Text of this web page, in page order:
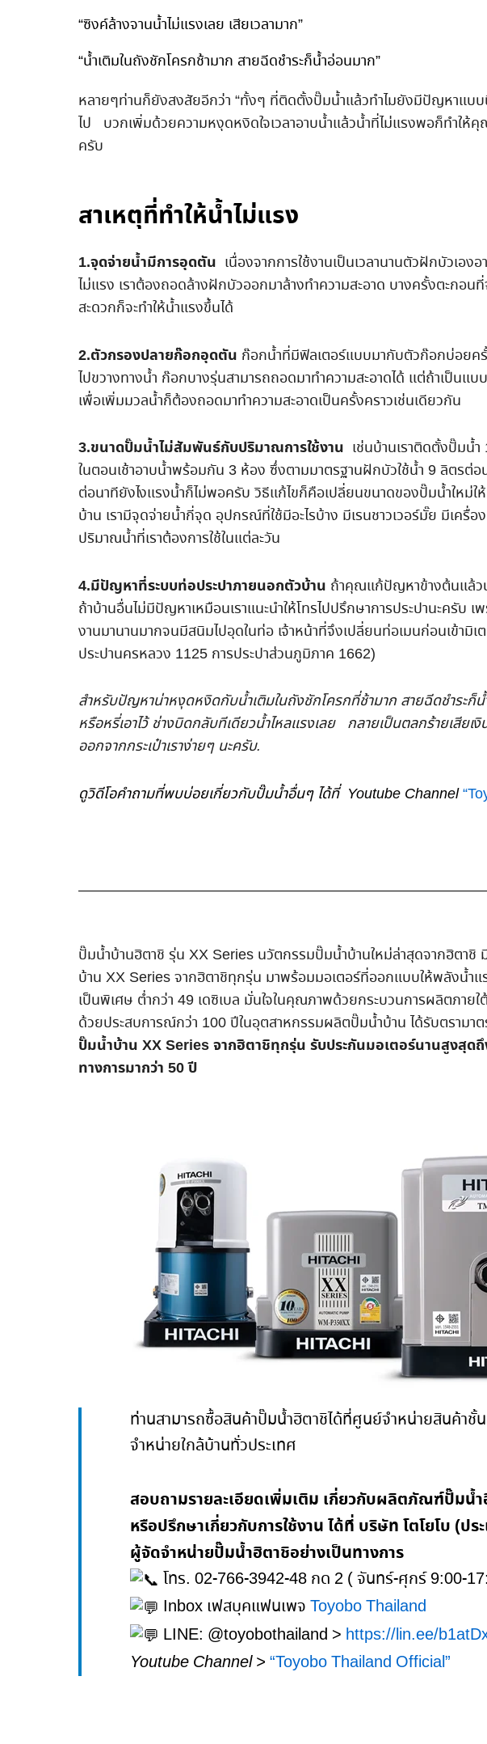
“ซิงค์ล้างจานน้ำไม่แรงเลย เสียเวลามาก”
“น้ำเติมในถังชักโครกช้ามาก สายฉีดชำระก็น้ำอ่อนมาก”
หลายๆท่านก็ยังสงสัยอีกว่า “ทั้งๆ ที่ติดตั้งปั๊มน้ำแล้วทำไมยังมีปัญหาแบบนี้
ไป บวกเพิ่มด้วยความหงุดหงิดใจเวลาอาบน้ำแล้วน้ำที่ไม่แรงพอก็ทำให้คุ
ครับ
สาเหตุที่ทำให้น้ำไม่แรง
1.จุดจ่ายน้ำมีการอุดตัน เนื่องจากการใช้งานเป็นเวลานานตัวฝักบัวเอ
ไม่แรง เราต้องถอดล้างฝักบัวออกมาล้างทำความสะอาด บางครั้งตะกอน
สะดวกก็จะทำให้น้ำแรงขึ้นได้
2.ตัวกรองปลายก๊อกอุดตัน ก๊อกน้ำที่มีฟิลเตอร์แบบมากับตัวก๊อกบ่อย
ไปขวางทางน้ำ ก๊อกบางรุ่นสามารถถอดมาทำความสะอาดได้ แต่ถ้าเป็น
เพื่อเพิ่มมวลน้ำก็ต้องถอดมาทำความสะอาดเป็นครั้งคราวเช่นเดียวกัน
3.ขนาดปั๊มน้ำไม่สัมพันธ์กับปริมาณการใช้งาน เช่นบ้านเราติดตั้งปั๊มน้
ในตอนเช้าอาบน้ำพร้อมกัน 3 ห้อง ซึ่งตามมาตรฐานฝักบัวใช้น้ำ 9 ลิตรต่อ
ต่อนาทียังไงแรงน้ำก็ไม่พอครับ วิธีแก้ไขก็คือเปลี่ยนขนาดของปั๊มน้ำใหม่ใ
บ้าน เรามีจุดจ่ายน้ำกี่จุด อุปกรณ์ที่ใช้มีอะไรบ้าง มีเรนชาวเวอร์มั๊ย มีเครื่
ปริมาณน้ำที่เราต้องการใช้ในแต่ละวัน
4.มีปัญหาที่ระบบท่อประปาภายนอกตัวบ้าน ถ้าคุณแก้ปัญหาข้างต้นแล้ว
ถ้าบ้านอื่นไม่มีปัญหาเหมือนเราแนะนำให้โทรไปปรึกษาการประปานะครับ
งานมานานมากจนมีสนิมไปอุดในท่อ เจ้าหน้าที่จึงเปลี่ยนท่อเมนก่อนเข้ามิ
ประปานครหลวง 1125 การประปาส่วนภูมิภาค 1662)
สำหรับปัญหาน่าหงุดหงิดกับน้ำเติมในถังชักโครกที่ช้ามาก สายฉีดชำระก็
หรือหรี่เอาไว้ ช่างบิดกลับทีเดียวน้ำไหลแรงเลย กลายเป็นตลกร้ายเสียเ
ออกจากกระเป๋าเราง่ายๆ นะครับ.
ดูวิดีโอคำถามที่พบบ่อยเกี่ยวกับปั๊มน้ำอื่นๆ ได้ที่ Youtube Channel
ปั๊มน้ำบ้านฮิตาชิ รุ่น XX Series นวัตกรรมปั๊มน้ำบ้านใหม่ล่าสุดจากฮิตาชิ
บ้าน XX Series จากฮิตาชิทุกรุ่น มาพร้อมมอเตอร์ที่ออกแบบให้พลังน้ำแ
เป็นพิเศษ ต่ำกว่า 49 เดซิเบล มั่นใจในคุณภาพด้วยกระบวนการผลิตภา
ด้วยประสบการณ์กว่า 100 ปีในอุตสาหกรรมผลิตปั๊มน้ำบ้าน ได้รับตรามา
ปั๊มน้ำบ้าน XX Series จากฮิตาชิทุกรุ่น รับประกันมอเตอร์นานสูงสุดถึ
ทางการมากว่า 50 ปี
ท่านสามารถซื้อสินค้าปั๊มน้ำฮิตาชิได้ที่ศูนย์จำหน่ายสินค้าชั้
จำหน่ายใกล้บ้านทั่วประเทศ
สอบถามรายละเอียดเพิ่มเติม เกี่ยวกับผลิตภัณฑ์ปั๊มน้ำ
หรือปรึกษาเกี่ยวกับการใช้งาน ได้ที่ บริษัท โตโยโบ (ปร
ผู้จัดจำหน่ายปั๊มน้ำฮิตาชิอย่างเป็นทางการ
โทร. 02-766-3942-48 กด 2 ( จันทร์-ศุกร์ 9:00-
Inbox เฟสบุคแฟนเพจ Toyobo Thailand
LINE: @toyobothailand > https://lin.ee/
Youtube Channel > “Toyobo Thailand Official”